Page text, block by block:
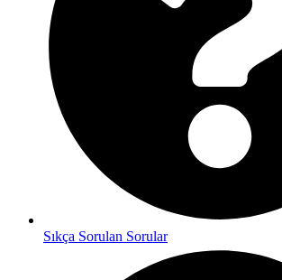
Sıkça Sorulan Sorular